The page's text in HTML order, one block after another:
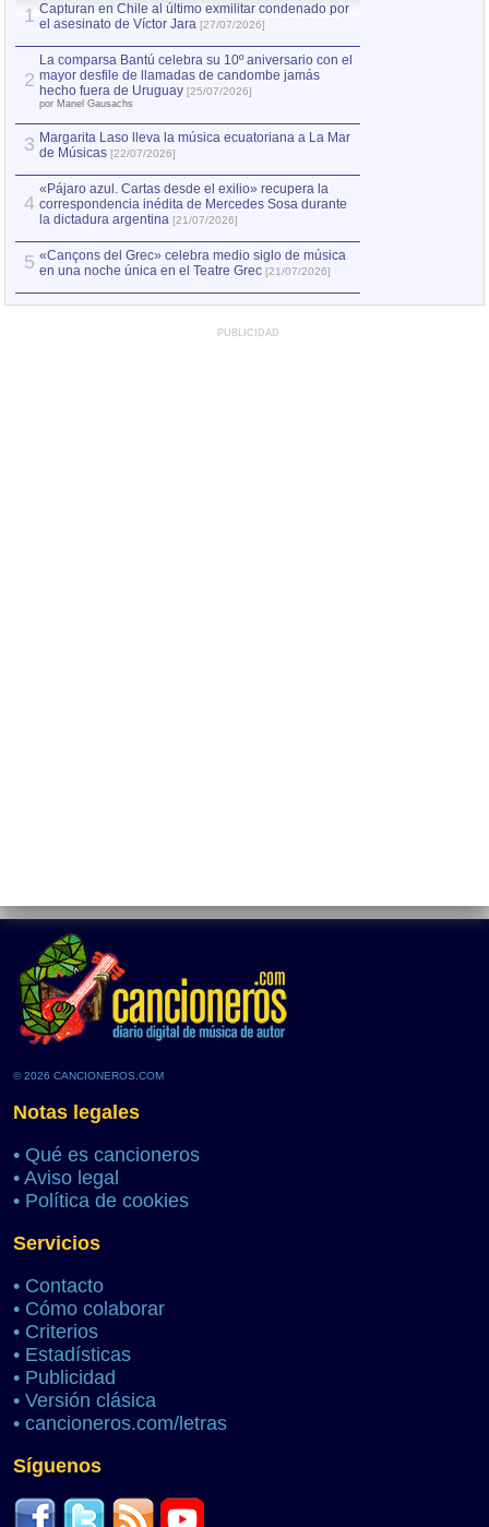
1 Capturan en Chile al último exmilitar condenado por
el asesinato de Víctor Jara [27/07/2026]
2
La comparsa Bantú celebra su 10º aniversario con el
mayor desfile de llamadas de candombe jamás
hecho fuera de Uruguay [25/07/2026]
por Manel Gausachs
3 Margarita Laso lleva la música ecuatoriana a La Mar
de Músicas [22/07/2026]
4
«Pájaro azul. Cartas desde el exilio» recupera la
correspondencia inédita de Mercedes Sosa durante
la dictadura argentina [21/07/2026]
5 «Cançons del Grec» celebra medio siglo de música
en una noche única en el Teatre Grec [21/07/2026]
PUBLICIDAD
© 2026 CANCIONEROS.COM
Notas legales
• Qué es cancioneros
• Aviso legal
• Política de cookies
Servicios
• Contacto
• Cómo colaborar
• Criterios
• Estadísticas
• Publicidad
• Versión clásica
• cancioneros.com/letras
Síguenos